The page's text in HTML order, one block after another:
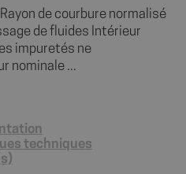
de courbure normalisé
de fluides Intérieur
impuretés ne
nominale ...
techniques